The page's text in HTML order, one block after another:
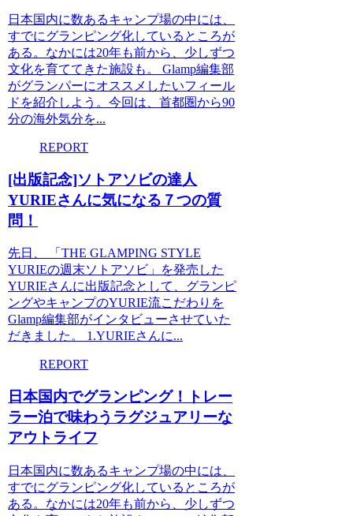
日本国内に数あるキャンプ場の中には、
すでにグランピング化しているところが
ある。なかには20年も前から、少しずつ
文化を育ててきた施設も。 Glamp編集部
がグランパーにオススメしたいフィール
ドを紹介しよう。今回は、首都圏から90
分の海外気分を...
REPORT
[出版記念]ソトアソビの達人
YURIEさんに気になる７つの質
問！
先日、 「THE GLAMPING STYLE
YURIEの週末ソトアソビ」を発売した
YURIEさんに出版記念として、グランピ
ングやキャンプのYURIE流こだわりを
Glamp編集部がインタビューさせていた
だきました。 1.YURIEさんに...
REPORT
日本国内でグランピング！トレー
ラー泊で味わうラグジュアリーな
アウトライフ
日本国内に数あるキャンプ場の中には、
すでにグランピング化しているところが
ある。なかには20年も前から、少しずつ